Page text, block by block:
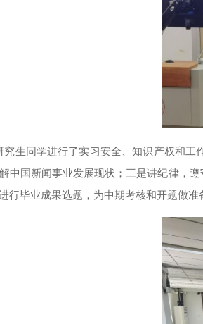
究生同学进行了实习安全、知识产权和工
中国新闻事业发展现状 ； 三是讲纪律，
行毕业成果选题，为中期考核和开题做准